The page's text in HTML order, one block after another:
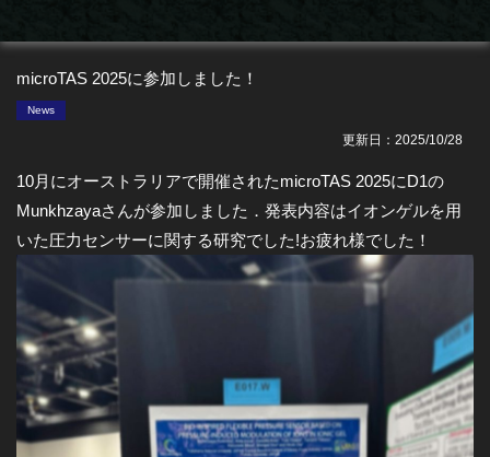
microTAS 2025に参加しました！
News
更新日：2025/10/28
10月にオーストラリアで開催されたmicroTAS 2025にD1の
Munkhzayaさんが参加しました．発表内容はイオンゲルを用
いた圧力センサーに関する研究でした!お疲れ様でした！